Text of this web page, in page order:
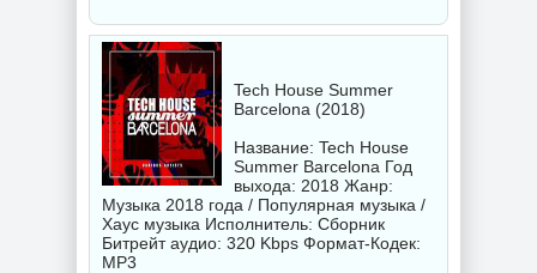
Tech House Summer
Barcelona (2018)
Название: Tech House
Summer Barcelona Год
выхода: 2018 Жанр:
Музыка 2018 года / Популярная музыка /
Хаус музыка Исполнитель: Сборник
Битрейт аудио: 320 Kbps Формат-Кодек:
MP3